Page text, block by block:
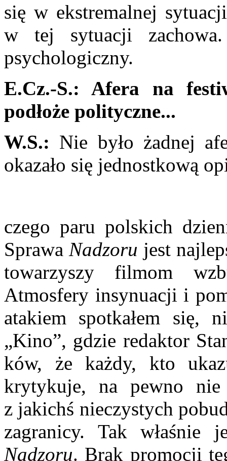
się w ekstremalnej
w tej sytuacji
psychologiczny.
E.Cz.-S.: Afera na
podłoże polityczne...
W.S.: Nie było żadnej
okazało się jednostkową
czego paru polskich
Sprawa Nadzoru jest
towarzyszy filmom
Atmosfery insynuacji i
atakiem spotkałem się,
„Kino”, gdzie redaktor
ków, że każdy, kto
krytykuje, na pewno
z jakichś nieczystych
zagranicy. Tak
Nadzoru. Brak promocji